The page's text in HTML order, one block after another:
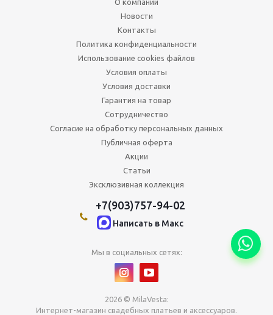
О компании
Новости
Контакты
Политика конфиденциальности
Использование cookies файлов
Условия оплаты
Условия доставки
Гарантия на товар
Сотрудничество
Согласие на обработку персональных данных
Публичная оферта
Акции
Статьи
Эксклюзивная коллекция
+7(903)757-94-02
Написать в Maкс
Мы в социальных сетях:
2026 © MilaVesta:
Интернет-магазин свадебных платьев и аксессуаров.